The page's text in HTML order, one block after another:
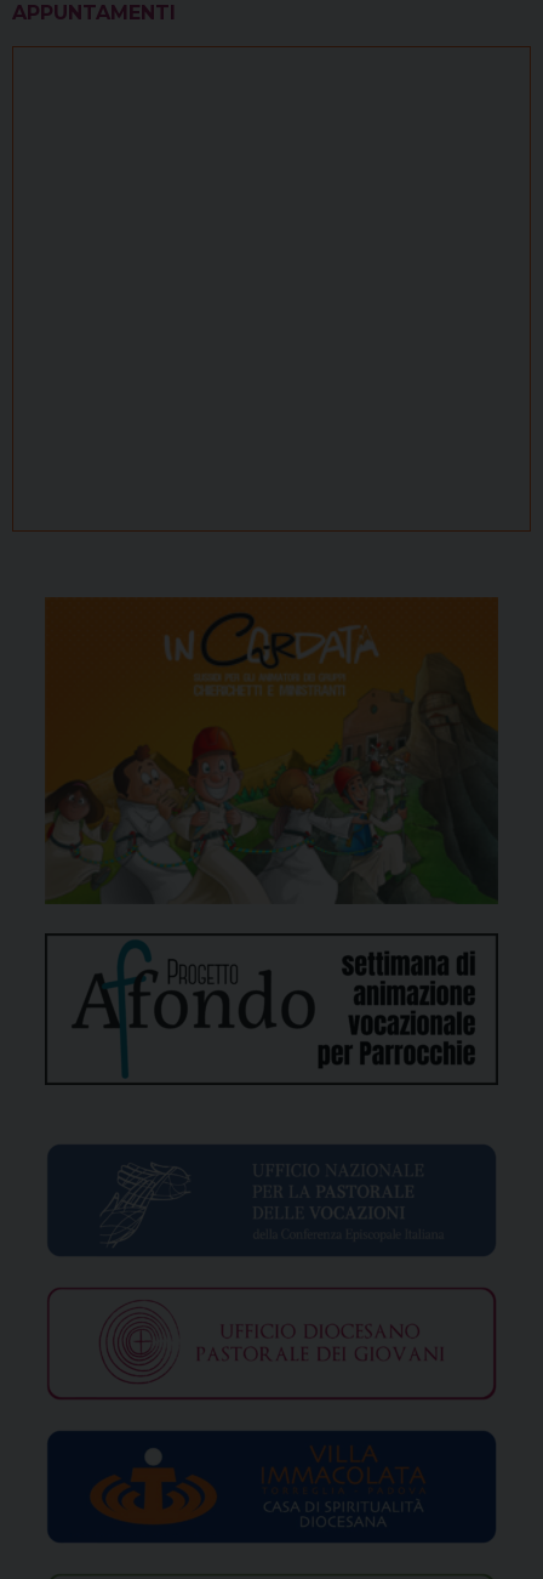
APPUNTAMENTI